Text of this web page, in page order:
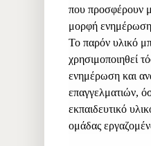
που προσφέρουν
μορφή
Το παρόν υλικό
χρησιμοποιηθεί
ενημέρωση και
επαγγελματιών,
εκπαιδευτικό
ομάδας